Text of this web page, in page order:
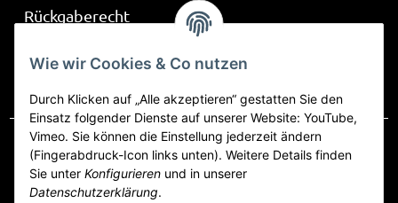
Wie wir Cookies & Co nutzen
Durch Klicken auf „Alle akzeptieren“ gestatten Sie den
Einsatz folgender Dienste auf unserer Website: YouTube,
Vimeo. Sie können die Einstellung jederzeit ändern
(Fingerabdruck-Icon links unten). Weitere Details finden
Sie unter Konfigurieren und in unserer
Datenschutzerklärung.
Rückgaberecht
Frag mich
Vertrag widerrufen